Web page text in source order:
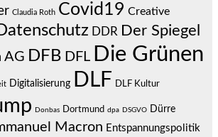
Claudia Roth Covid19 Creative
DDR Der Spiegel
AG DFB DFL Die Grünen
Digitalisierung DLF DLF Kultur
Donbas Dortmund dpa DSGVO Dürre
Macron Entspannungspolitik